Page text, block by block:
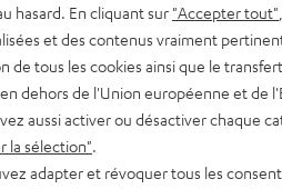
câbles de haut-parleur
et autres entrées
4K, 3D, HDCP 2.3,
Assistant, Apple Siri,
Connect, Soundcloud,
hasard. En cliquant sur "Accepter tout"
et des contenus vraiment
de tous les cookies ainsi que le
dehors de l'Union européenne et de
aussi activer ou désactiver chaque
la sélection"
adapter et révoquer tous les